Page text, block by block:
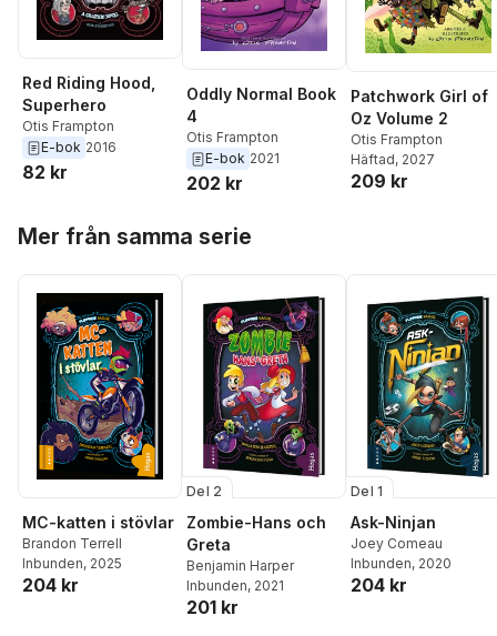
Red Riding Hood,
Superhero
Otis Frampton
E-bok 2016
82 kr
Oddly Normal Book
4
Otis Frampton
E-bok 2021
202 kr
Patchwork Girl of
Oz Volume 2
Otis Frampton
Häftad, 2027
209 kr
Mer från samma serie
MC-katten i stövlar
Brandon Terrell
Inbunden, 2025
204 kr
Del 2
Zombie-Hans och
Greta
Benjamin Harper
Inbunden, 2021
201 kr
Del 1
Ask-Ninjan
Joey Comeau
Inbunden, 2020
204 kr